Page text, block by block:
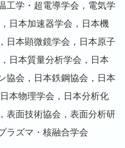
工学・超電導学会，電気学
日本加速器学会，日本機
日本顕微鏡学会，日本原子
日本質量分析学会，日本
協会，日本鉄鋼協会，日本
本物理学会，日本分析化
表面技術協会，表面分析研
ラズマ・核融合学会